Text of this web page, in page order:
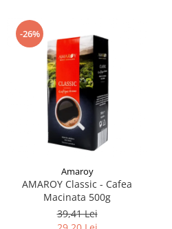
-26%
Amaroy
AMAROY Classic - Cafea
Macinata 500g
39,41 Lei